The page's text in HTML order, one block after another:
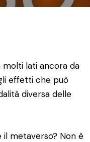
molti lati ancora da
effetti che può
diversa delle
il metaverso? Non è